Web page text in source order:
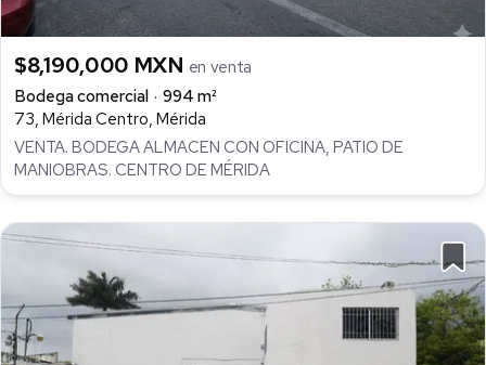
$8,190,000 MXN en venta
Bodega comercial
994 m²
73, Mérida Centro, Mérida
VENTA. BODEGA ALMACEN CON OFICINA, PATIO DE
MANIOBRAS. CENTRO DE MÉRIDA